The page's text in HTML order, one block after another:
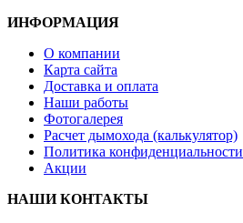
ИНФОРМАЦИЯ
О компании
Карта сайта
Доставка и оплата
Наши работы
Фотогалерея
Расчет дымохода (калькулятор)
Политика конфиденциальности
Акции
НАШИ КОНТАКТЫ